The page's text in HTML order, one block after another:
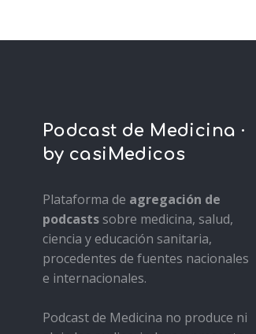
Podcast de Medicina ·
by casiMedicos
Plataforma de agregación de
podcastssobre medicina, salud,
ciencia y educación sanitaria,
procedentes de fuentes nacionales
e internacionales.
Podcast de Medicina no produce ni